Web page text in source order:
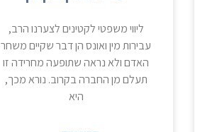
ליווי משפטי לקטינים לצערנו הרב,
עבירות מין ואונס הן דבר שקיים משחר
האדם ולא נראה שתופעה מחרידה זו
תעלם מן החברה בקרוב. נורא מכך,
היא